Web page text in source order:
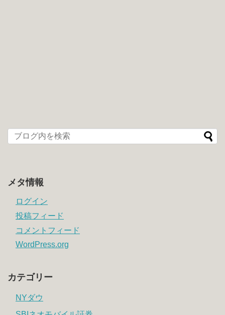
メタ情報
ログイン
投稿フィード
コメントフィード
WordPress.org
カテゴリー
NYダウ